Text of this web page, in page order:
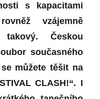
s kapacitami
vzájemně
Českou
současného
můžete těšit na
CLASH!“. I